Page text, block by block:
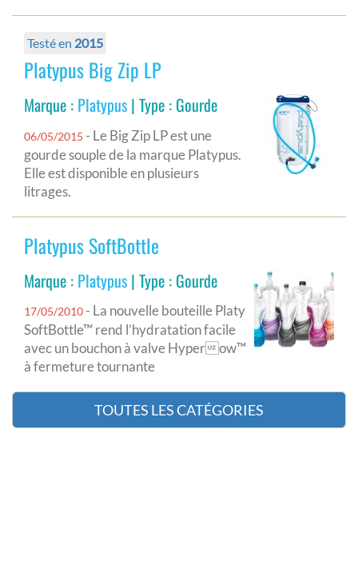
Testé en 2015
Platypus Big Zip LP
Marque : Platypus | Type : Gourde
06/05/2015 - Le Big Zip LP est une
gourde souple de la marque Platypus.
Elle est disponible en plusieurs
litrages.
Platypus SoftBottle
Marque : Platypus | Type : Gourde
17/05/2010 - La nouvelle bouteille Platy
SoftBottle™ rend l’hydratation facile
avec un bouchon à valve Hyperow™
à fermeture tournante
TOUTES LES CATÉGORIES